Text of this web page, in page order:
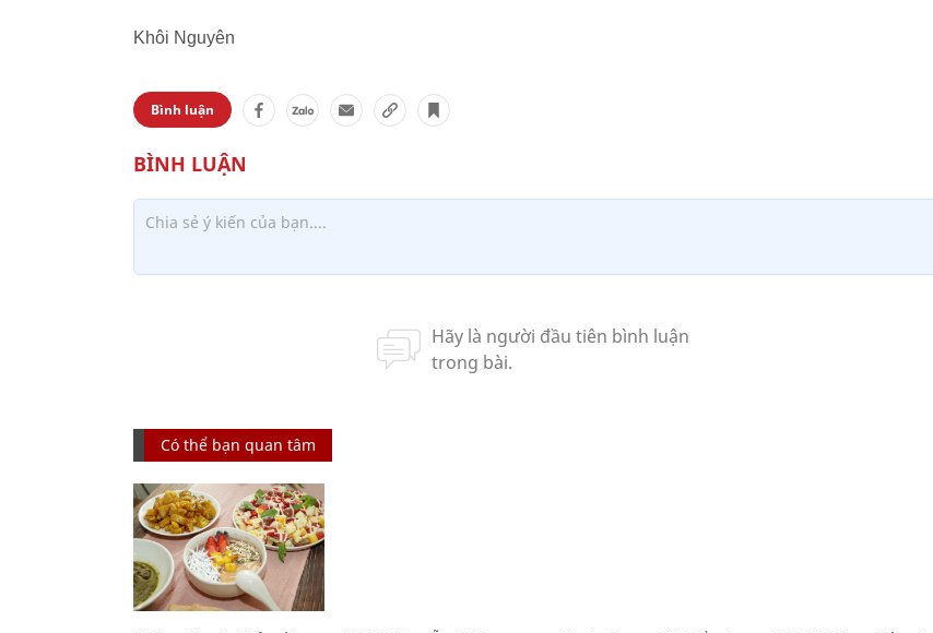
Khôi Nguyên
Bình luận
Có thể bạn quan tâm